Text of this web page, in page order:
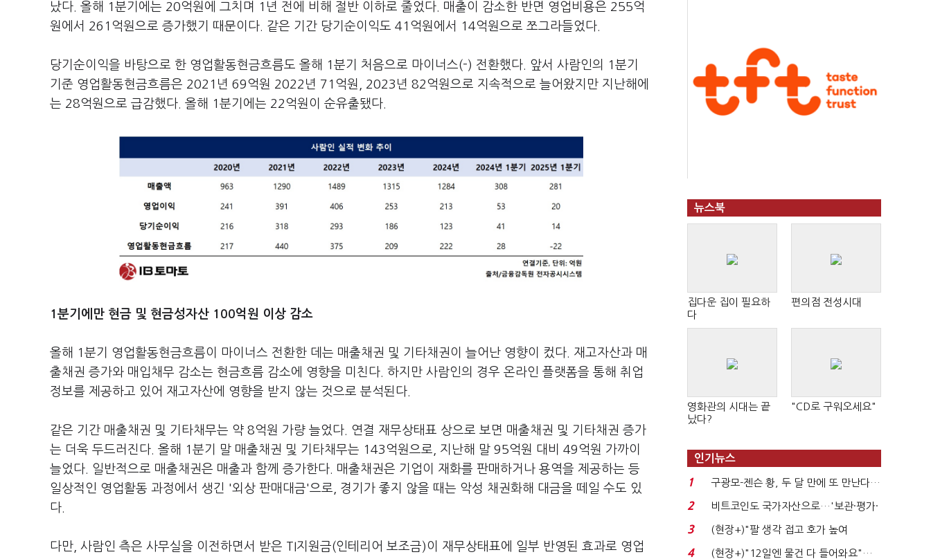
났다. 올해 1분기에는 20억원에 그치며 1년 전에 비해 절반 이하로 줄었다. 매출이 감소한 반면 영업비용은 255억
원에서 261억원으로 증가했기 때문이다. 같은 기간 당기순이익도 41억원에서 14억원으로 쪼그라들었다.
당기순이익을 바탕으로 한 영업활동현금흐름도 올해 1분기 처음으로 마이너스(-) 전환했다. 앞서 사람인의 1분기
기준 영업활동현금흐름은 2021년 69억원 2022년 71억원, 2023년 82억원으로 지속적으로 늘어왔지만 지난해에
는 28억원으로 급감했다. 올해 1분기에는 22억원이 순유출됐다.
1분기에만 현금 및 현금성자산 100억원 이상 감소
올해 1분기 영업활동현금흐름이 마이너스 전환한 데는 매출채권 및 기타채권이 늘어난 영향이 컸다. 재고자산과 매
출채권 증가와 매입채무 감소는 현금흐름 감소에 영향을 미친다. 하지만 사람인의 경우 온라인 플랫폼을 통해 취업
정보를 제공하고 있어 재고자산에 영향을 받지 않는 것으로 분석된다.
같은 기간 매출채권 및 기타채무는 약 8억원 가량 늘었다. 연결 재무상태표 상으로 보면 매출채권 및 기타채권 증가
는 더욱 두드러진다. 올해 1분기 말 매출채권 및 기타채무는 143억원으로, 지난해 말 95억원 대비 49억원 가까이
늘었다. 일반적으로 매출채권은 매출과 함께 증가한다. 매출채권은 기업이 재화를 판매하거나 용역을 제공하는 등
일상적인 영업활동 과정에서 생긴 '외상 판매대금'으로, 경기가 좋지 않을 때는 악성 채권화해 대금을 떼일 수도 있
다.
다만, 사람인 측은 사무실을 이전하면서 받은 TI지원금(인테리어 보조금)이 재무상태표에 일부 반영된 효과로 영업
뉴스북
집다운 집이 필요하
다
편의점 전성시대
영화관의 시대는 끝
났다?
"CD로 구워오세요"
인기뉴스
1
구광모-젠슨 황, 두 달 만에 또 만난다…
로봇·AI 등 논...
2
비트코인도 국가자산으로…'보관·평가·
처분' 기준은 ...
3
(현장+)"팔 생각 접고 호가 높여
요"…'덜 똘똘한 한 채' 20...
4
(현장+)"12일엔 물건 다 들어와요"…